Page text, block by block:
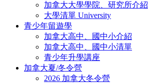
加拿大大學學院、研究所介紹
大學清單 University
青少年留遊學
加拿大高中、國中小介紹
加拿大高中、國中小清單
青少年升學講座
加拿大夏/冬令營
2026 加拿大冬令營